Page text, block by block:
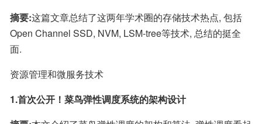
摘要:这篇文章总结了这两年学术圈的存储技术热点, 包括
Open Channel SSD, NVM, LSM-tree等技术, 总结的挺全
面.
资源管理和微服务技术
1.首次公开！菜鸟弹性调度系统的架构设计